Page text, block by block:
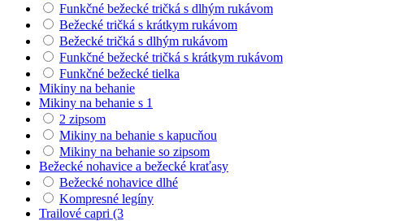
Funkčné bežecké tričká s dlhým rukávom
Bežecké tričká s krátkym rukávom
Bežecké tričká s dlhým rukávom
Funkčné bežecké tričká s krátkym rukávom
Funkčné bežecké tielka
Mikiny na behanie
Mikiny na behanie s 1
2 zipsom
Mikiny na behanie s kapucňou
Mikiny na behanie so zipsom
Bežecké nohavice a bežecké kraťasy
Bežecké nohavice dlhé
Kompresné legíny
Trailové capri (3